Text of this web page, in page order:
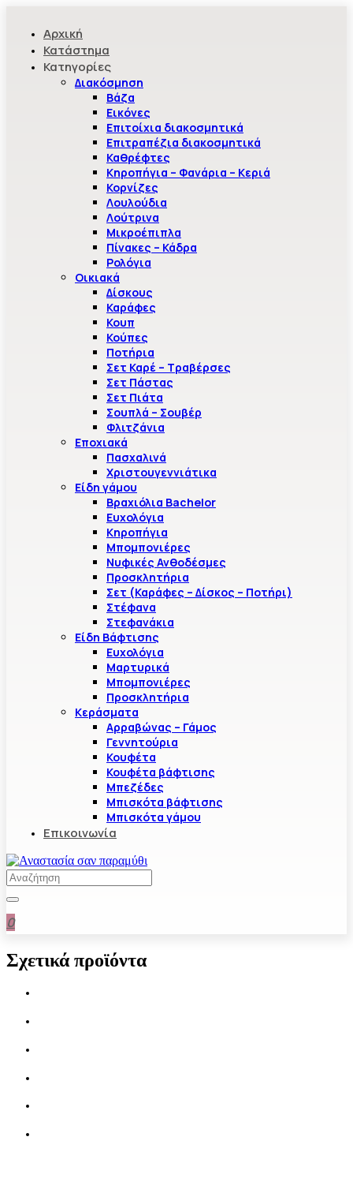
Αρχική
Κατάστημα
Κατηγορίες
Διακόσμηση
Βάζα
Εικόνες
Επιτοίχια διακοσμητικά
Επιτραπέζια διακοσμητικά
Καθρέφτες
Κηροπήγια – Φανάρια – Κεριά
Κορνίζες
Λουλούδια
Λούτρινα
Μικροέπιπλα
Πίνακες – Κάδρα
Ρολόγια
Οικιακά
Δίσκους
Καράφες
Κουπ
Κούπες
Ποτήρια
Σετ Καρέ – Τραβέρσες
Σετ Πάστας
Σετ Πιάτα
Σουπλά – Σουβέρ
Φλιτζάνια
Εποχιακά
Πασχαλινά
Χριστουγεννιάτικα
Είδη γάμου
Βραχιόλια Bachelor
Ευχολόγια
Κηροπήγια
Μπομπονιέρες
Νυφικές Ανθοδέσμες
Προσκλητήρια
Σετ (Καράφες – Δίσκος – Ποτήρι)
Στέφανα
Στεφανάκια
Είδη Βάφτισης
Ευχολόγια
Μαρτυρικά
Μπομπονιέρες
Προσκλητήρια
Κεράσματα
Αρραβώνας – Γάμος
Γεννητούρια
Κουφέτα
Κουφέτα βάφτισης
Μπεζέδες
Μπισκότα βάφτισης
Μπισκότα γάμου
Επικοινωνία
0
Σχετικά προϊόντα